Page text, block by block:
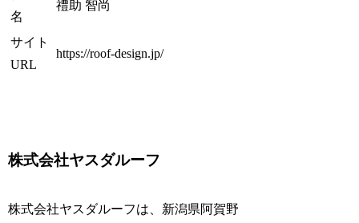
名
禮助 智尚
サイト
URL
https://roof-design.jp/
株式会社ヤスダルーフ
株式会社ヤスダルーフは、新潟県阿賀野